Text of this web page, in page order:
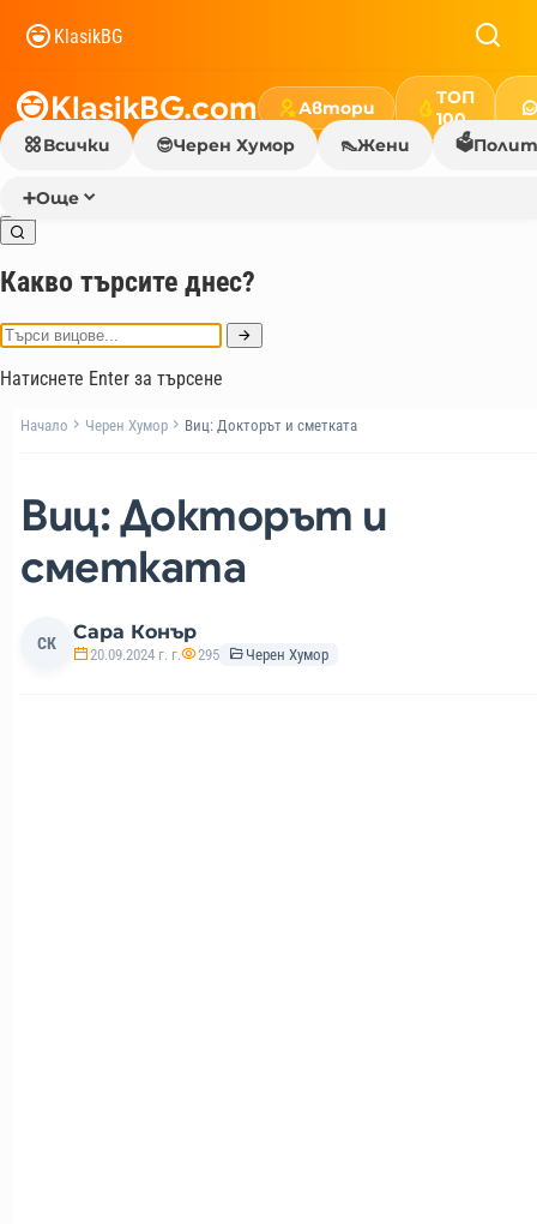
KlasikBG
KlasikBG.com Автори
ТОП
100
Всички
😎Черен Хумор 👠Жени 🗳️
➕Още
Какво търсите днес?
Натиснете Enter за търсене
Начало Черен Хумор Виц: Докторът и сметката
Виц: Докторът и
сметката
СК Сара Конър
20.09.2024 г. г. 295 Черен Хумор